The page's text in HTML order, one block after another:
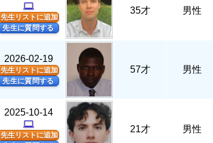
computer
先生リストに追加
先生に質問する
35才 男性
2026-02-19
先生リストに追加
先生に質問する
57才 男性
2025-10-14
computer
先生リストに追加
21才 男性